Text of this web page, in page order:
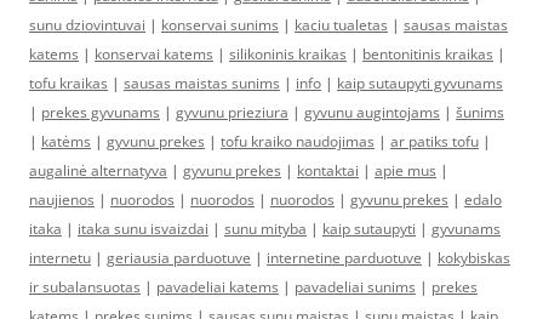
sunu dziovintuvai | konservai sunims | kaciu tualetas | sausas maistas
katems | konservai katems | silikoninis kraikas | bentonitinis kraikas |
tofu kraikas | sausas maistas sunims | info | kaip sutaupyti gyvunams
| prekes gyvunams | gyvunu prieziura | gyvunu augintojams | šunims
| katėms | gyvunu prekes | tofu kraiko naudojimas | ar patiks tofu |
augalinė alternatyva | gyvunu prekes | kontaktai | apie mus |
naujienos | nuorodos | nuorodos | nuorodos | gyvunu prekes | edalo
itaka | itaka sunu isvaizdai | sunu mityba | kaip sutaupyti | gyvunams
internetu | geriausia parduotuve | internetine parduotuve | kokybiskas
ir subalansuotas | pavadeliai katems | pavadeliai sunims | prekes